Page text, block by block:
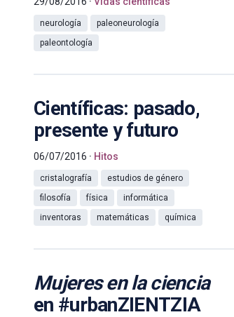
neurología
paleoneurología
paleontología
Científicas: pasado,
presente y futuro
06/07/2016 Hitos
cristalografía
estudios de género
filosofía
física
informática
inventoras
matemáticas química
Mujeres en la ciencia
en #urbanZIENTZIA